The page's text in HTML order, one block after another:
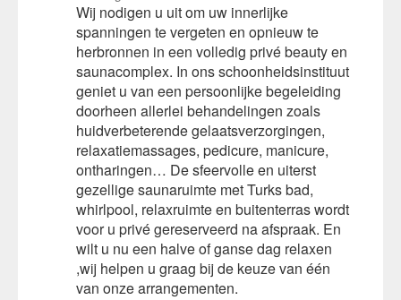
Wij nodigen u uit om uw innerlijke
spanningen te vergeten en opnieuw te
herbronnen in een volledig privé beauty en
saunacomplex. In ons schoonheidsinstituut
geniet u van een persoonlijke begeleiding
doorheen allerlei behandelingen zoals
huidverbeterende gelaatsverzorgingen,
relaxatiemassages, pedicure, manicure,
ontharingen… De sfeervolle en uiterst
gezellige saunaruimte met Turks bad,
whirlpool, relaxruimte en buitenterras wordt
voor u privé gereserveerd na afspraak. En
wilt u nu een halve of ganse dag relaxen
,wij helpen u graag bij de keuze van één
van onze arrangementen.